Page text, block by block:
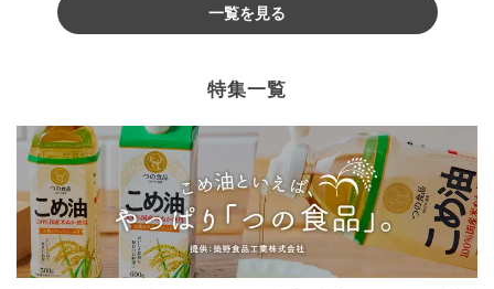
一覧を見る
特集一覧